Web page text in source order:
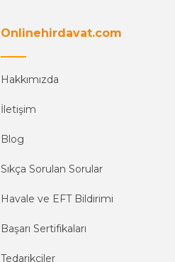
Onlinehirdavat.com
Hakkımızda
İletişim
Blog
Sıkça Sorulan Sorular
Havale ve EFT Bildirimi
Başarı Sertifikaları
Tedarikçiler